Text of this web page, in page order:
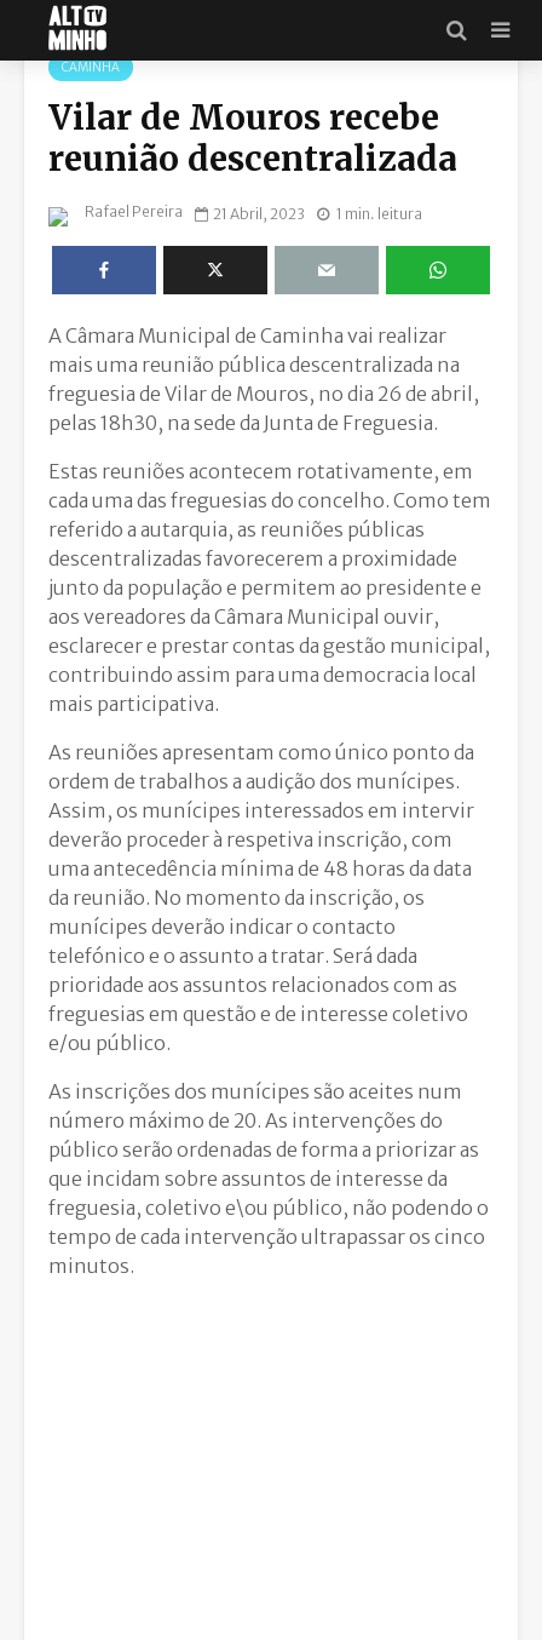
CAMINHA
Vilar de Mouros recebe
reunião descentralizada
Rafael Pereira 21 Abril, 2023 1 min. leitura
A Câmara Municipal de Caminha vai realizar
mais uma reunião pública descentralizada na
freguesia de Vilar de Mouros, no dia 26 de abril,
pelas 18h30, na sede da Junta de Freguesia.
Estas reuniões acontecem rotativamente, em
cada uma das freguesias do concelho. Como tem
referido a autarquia, as reuniões públicas
descentralizadas favorecerem a proximidade
junto da população e permitem ao presidente e
aos vereadores da Câmara Municipal ouvir,
esclarecer e prestar contas da gestão municipal,
contribuindo assim para uma democracia local
mais participativa.
As reuniões apresentam como único ponto da
ordem de trabalhos a audição dos munícipes.
Assim, os munícipes interessados em intervir
deverão proceder à respetiva inscrição, com
uma antecedência mínima de 48 horas da data
da reunião. No momento da inscrição, os
munícipes deverão indicar o contacto
telefónico e o assunto a tratar. Será dada
prioridade aos assuntos relacionados com as
freguesias em questão e de interesse coletivo
e/ou público.
As inscrições dos munícipes são aceites num
número máximo de 20. As intervenções do
público serão ordenadas de forma a priorizar as
que incidam sobre assuntos de interesse da
freguesia, coletivo e\ou público, não podendo o
tempo de cada intervenção ultrapassar os cinco
minutos.